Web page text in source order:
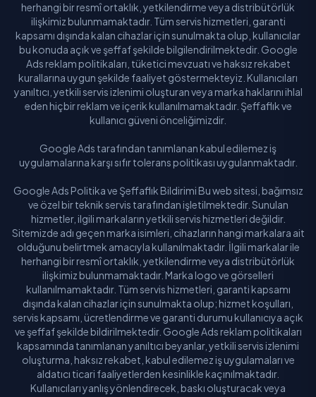
herhangi bir resmî ortaklık, yetkilendirme veya distribütörlük
ilişkimiz bulunmamaktadır. Tüm servis hizmetleri, garanti
kapsamı dışında kalan cihazlar için sunulmakta olup, kullanıcılar
bu konuda açık ve şeffaf şekilde bilgilendirilmektedir. Google
Ads reklam politikaları, tüketici mevzuatı ve haksız rekabet
kurallarına uygun şekilde faaliyet göstermekteyiz. Kullanıcıları
yanıltıcı, yetkili servis izlenimi oluşturan veya marka haklarını ihlal
eden hiçbir reklam ve içerik kullanılmamaktadır. Şeffaflık ve
kullanıcı güveni önceliğimizdir.
Google Ads tarafından tanımlanan kabul edilemez iş
uygulamalarına karşı sıfır tolerans politikası uygulanmaktadır.
Google Ads Politika ve Şeffaflık Bildirimi Bu web sitesi, bağımsız
ve özel bir teknik servis tarafından işletilmektedir. Sunulan
hizmetler, ilgili markaların yetkili servis hizmetleri değildir.
Sitemizde adı geçen marka isimleri, cihazların hangi markalara ait
olduğunu belirtmek amacıyla kullanılmaktadır. İlgili markalar ile
herhangi bir resmî ortaklık, yetkilendirme veya distribütörlük
ilişkimiz bulunmamaktadır. Marka logo ve görselleri
kullanılmamaktadır. Tüm servis hizmetleri, garanti kapsamı
dışında kalan cihazlar için sunulmakta olup; hizmet koşulları,
servis kapsamı, ücretlendirme ve garanti durumu kullanıcıya açık
ve şeffaf şekilde bildirilmektedir. Google Ads reklam politikaları
kapsamında tanımlanan yanıltıcı beyanlar, yetkili servis izlenimi
oluşturma, haksız rekabet, kabul edilemez iş uygulamaları ve
aldatıcı ticari faaliyetlerden kesinlikle kaçınılmaktadır.
Kullanıcıları yanlış yönlendirecek, baskı oluşturacak veya